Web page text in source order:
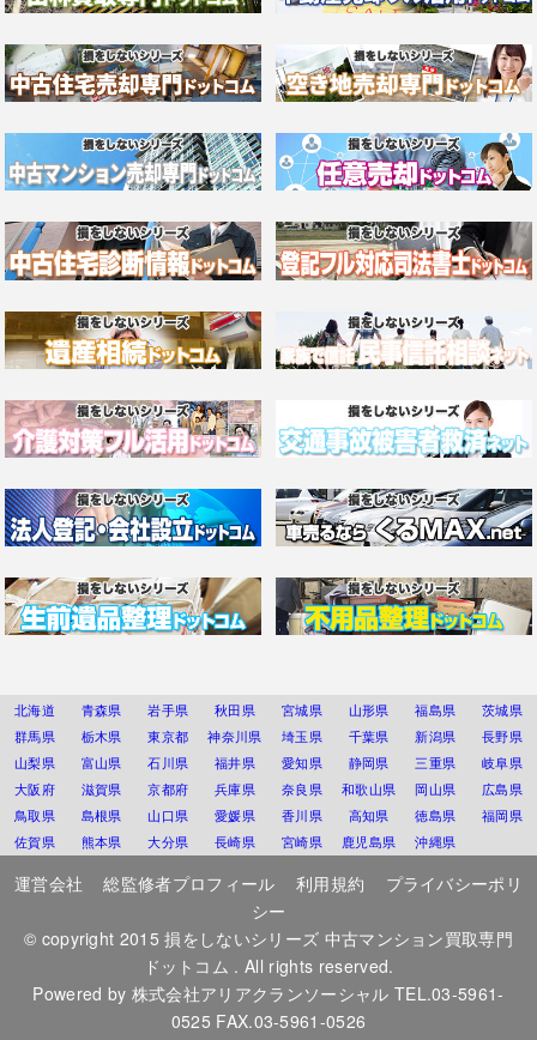
北海道 青森県 岩手県 秋田県 宮城県 山形県 福島県
茨城県
群馬県
栃木県 東京都 神奈川県 埼玉県 千葉県 新潟県
長野県
山梨県
富山県 石川県 福井県 愛知県 静岡県 三重県
岐阜県
大阪府
滋賀県 京都府 兵庫県 奈良県 和歌山県 岡山県
広島県
鳥取県
島根県 山口県 愛媛県 香川県 高知県 徳島県
福岡県
佐賀県
熊本県 大分県 長崎県 宮崎県 鹿児島県 沖縄県
運営会社 総監修者プロフィール 利用規約
プライバシーポリ
シー
© copyright 2015損をしないシリーズ 中古マンション買取専門
ドットコム . All rights reserved.
Powered by 株式会社アリアクランソーシャル TEL.03-5961-
0525 FAX.03-5961-0526